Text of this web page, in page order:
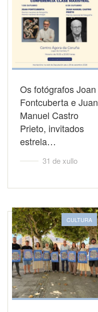
Os fotógrafos Joan
Fontcuberta e Juan
Manuel Castro
Prieto, invitados
estrela…
31 de xullo
CULTURA